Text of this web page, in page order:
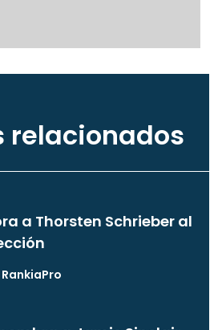
relacionados
a Thorsten Schrieber al
RankiaPro